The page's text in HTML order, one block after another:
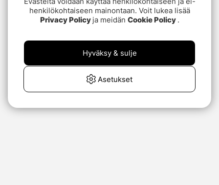
henkilökohtaiseen mainontaan. Voit lukea lisää
Privacy Policy ja meidän Cookie Policy .
Asetukset
Hyväksy & sulje